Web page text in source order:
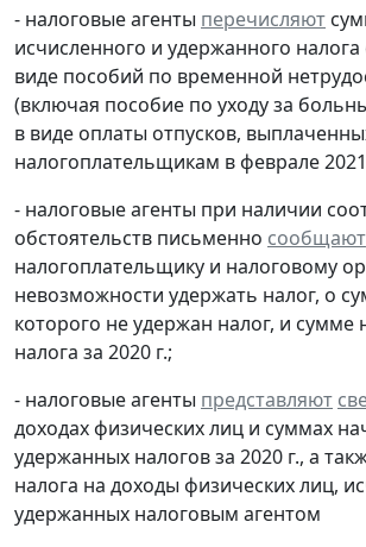
- налоговые агенты перечисляют
исчисленного и удержанного налога
виде пособий по временной
(включая пособие по уходу за
в виде оплаты отпусков,
налогоплательщикам в феврале 2021
- налоговые агенты при наличии
обстоятельств письменно сообщают
налогоплательщику и налоговому
невозможности удержать налог, о
которого не удержан налог, и сумме
налога за 2020 г.;
- налоговые агенты представляют
доходах физических лиц и суммах
удержанных налогов за 2020 г., а
налога на доходы физических лиц,
удержанных налоговым агентом